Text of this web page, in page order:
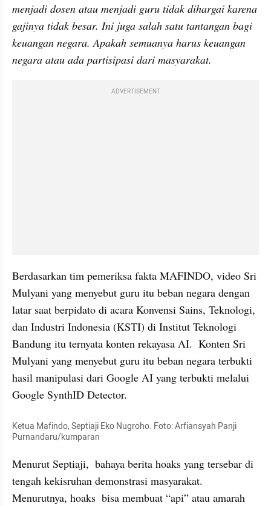
menjadi dosen atau menjadi guru tidak dihargai karena
gajinya tidak besar. Ini juga salah satu tantangan bagi
keuangan negara. Apakah semuanya harus keuangan
negara atau ada partisipasi dari masyarakat.
ADVERTISEMENT
Berdasarkan tim pemeriksa fakta MAFINDO, video Sri
Mulyani yang menyebut guru itu beban negara dengan
latar saat berpidato di acara Konvensi Sains, Teknologi,
dan Industri Indonesia (KSTI) di Institut Teknologi
Bandung itu ternyata konten rekayasa AI.  Konten Sri
Mulyani yang menyebut guru itu beban negara terbukti
hasil manipulasi dari Google AI yang terbukti melalui
Google SynthID Detector.
Ketua Mafindo, Septiaji Eko Nugroho. Foto: Arfiansyah Panji
Purnandaru/kumparan
Menurut Septiaji,  bahaya berita hoaks yang tersebar di
tengah kekisruhan demonstrasi masyarakat.
Menurutnya, hoaks  bisa membuat “api” atau amarah